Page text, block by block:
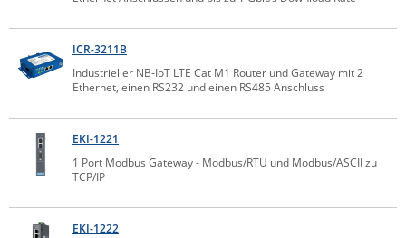
Ihse
Kerlink
KVM TEC
Legrand
Milesight
ICR-3211B
Industrieller NB-IoT LTE Cat M1 Router und Gateway mit 2
Ethernet, einen RS232 und einen RS485 Anschluss
EKI-1221
1 Port Modbus Gateway - Modbus/RTU und Modbus/ASCII zu
TCP/IP
EKI-1222